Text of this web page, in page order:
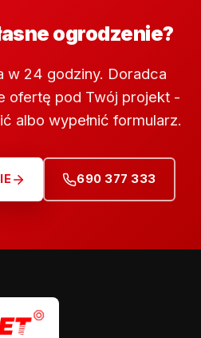
ogrodzenie?
w 24 godziny. Doradca
ofertę pod Twój projekt -
albo wypełnić formularz.
690 377 333